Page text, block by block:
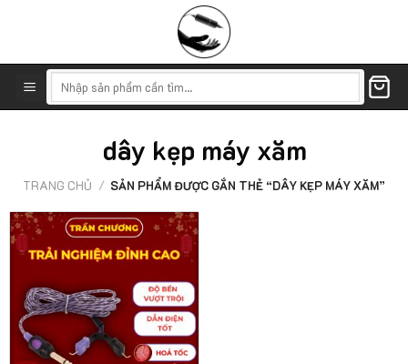
kiếm:
dây kẹp máy xăm
TRANG CHỦ / SẢN PHẨM ĐƯỢC GẮN THẺ “DÂY KẸP MÁY XĂM”